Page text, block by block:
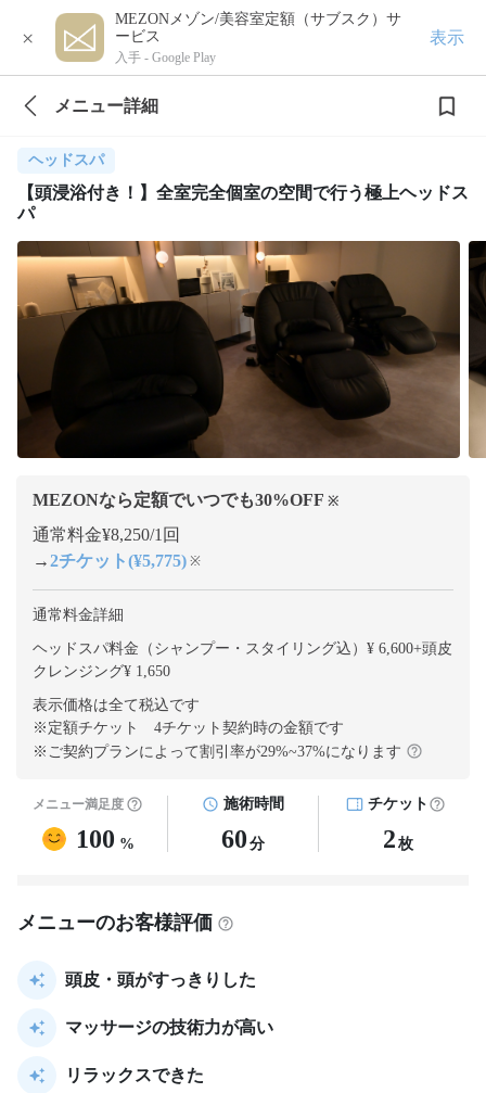
×
MEZONメゾン/美容室定額（サブスク）サ
ービス
入手 - Google Play
表示
メニュー詳細
ヘッドスパ
【頭浸浴付き！】全室完全個室の空間で行う極上ヘッドス
パ
MEZONなら定額でいつでも30%OFF ※
通常料金¥8,250/1回
→2チケット(¥5,775) ※
通常料金詳細
ヘッドスパ料金（シャンプー・スタイリング込）¥ 6,600+頭皮
クレンジング¥ 1,650
表示価格は全て税込です
※定額チケット 4チケット契約時の金額です
※ご契約プランによって割引率が29%~37%になります
メニュー満足度
100 %
施術時間
60 分
チケット
2 枚
メニューのお客様評価
頭皮・頭がすっきりした
マッサージの技術力が高い
リラックスできた